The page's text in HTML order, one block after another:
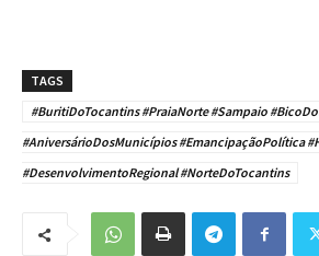
TAGS
#BuritiDoTocantins #PraiaNorte #Sampaio
#AniversárioDosMunicípios #EmancipaçãoPolítica
#DesenvolvimentoRegional #NorteDoTocantins